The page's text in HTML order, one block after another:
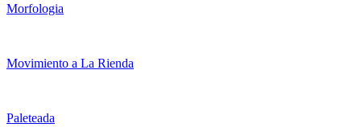
Morfologia
Movimiento a La Rienda
Paleteada